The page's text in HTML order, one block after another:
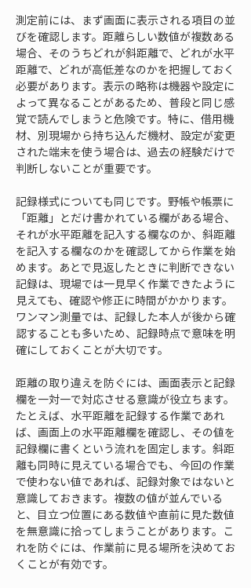
測定前には、まず画面に表示される項目の並
びを確認します。距離らしい数値が複数ある
場合、そのうちどれが斜距離で、どれが水平
距離で、どれが高低差なのかを把握しておく
必要があります。表示の略称は機器や設定に
よって異なることがあるため、普段と同じ感
覚で読んでしまうと危険です。特に、借用機
材、別現場から持ち込んだ機材、設定が変更
された端末を使う場合は、過去の経験だけで
判断しないことが重要です。
記録様式についても同じです。野帳や帳票に
「距離」とだけ書かれている欄がある場合、
それが水平距離を記入する欄なのか、斜距離
を記入する欄なのかを確認してから作業を始
めます。あとで見返したときに判断できない
記録は、現場では一見早く作業できたように
見えても、確認や修正に時間がかかります。
ワンマン測量では、記録した本人が後から確
認することも多いため、記録時点で意味を明
確にしておくことが大切です。
距離の取り違えを防ぐには、画面表示と記録
欄を一対一で対応させる意識が役立ちます。
たとえば、水平距離を記録する作業であれ
ば、画面上の水平距離欄を確認し、その値を
記録欄に書くという流れを固定します。斜距
離も同時に見えている場合でも、今回の作業
で使わない値であれば、記録対象ではないと
意識しておきます。複数の値が並んでいる
と、目立つ位置にある数値や直前に見た数値
を無意識に拾ってしまうことがあります。こ
れを防ぐには、作業前に見る場所を決めてお
くことが有効です。